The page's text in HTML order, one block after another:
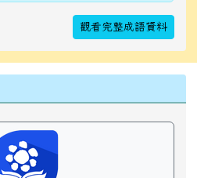
觀看完整成語資料